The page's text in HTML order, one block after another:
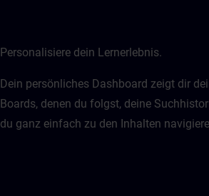
Personalisiere dein Lernerlebnis.
Dein persönliches Dashboard zeigt dir
Boards, denen du folgst, deine
du ganz einfach zu den Inhalten